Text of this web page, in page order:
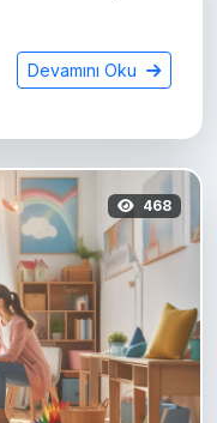
Devamını Oku
468